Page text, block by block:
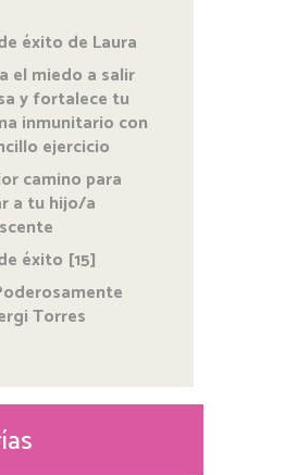
éxito de Laura
el miedo a salir
y fortalece tu
inmunitario con
ejercicio
camino para
a tu hijo/a
éxito [15]
Torres